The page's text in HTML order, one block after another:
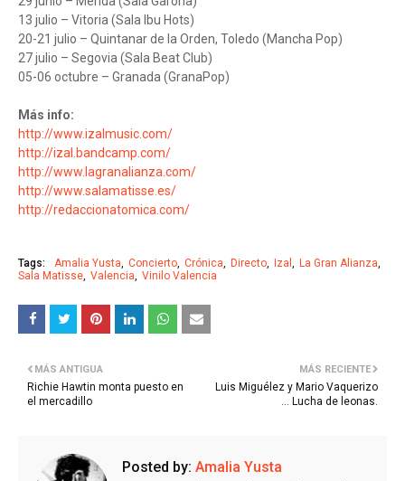
13 julio – Vitoria (Sala Ibu Hots)
20-21 julio – Quintanar de la Orden, Toledo (Mancha Pop)
27 julio – Segovia (Sala Beat Club)
05-06 octubre – Granada (GranaPop)
Más info:
http://www.izalmusic.com/
http://izal.bandcamp.com/
http://www.lagranalianza.com/
http://www.salamatisse.es/
http://redaccionatomica.com/
Tags: Amalia Yusta Concierto Crónica Directo Izal
La Gran Alianza
Sala Matisse Valencia Vinilo Valencia
MÁS RECIENTE
Luis Miguélez y Mario Vaquerizo
… Lucha de leonas.
MÁS ANTIGUA
Richie Hawtin monta puesto en
el mercadillo
Posted by: Amalia Yusta